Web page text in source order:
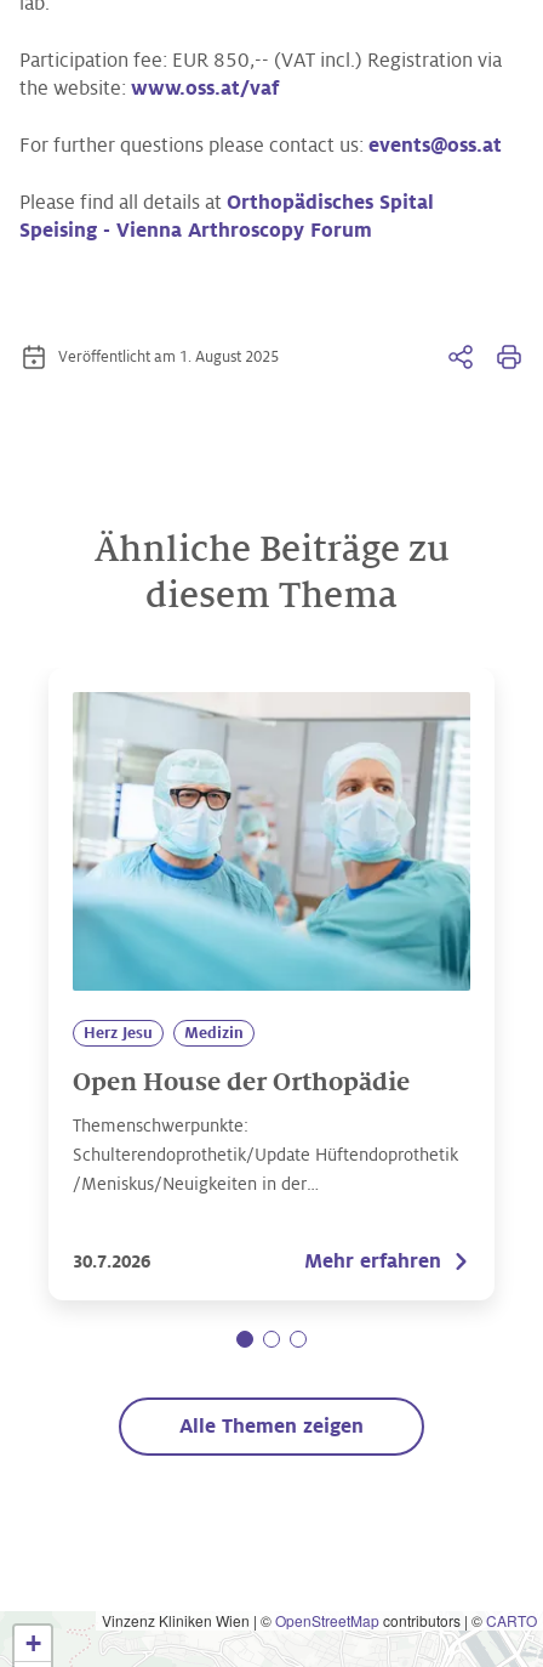
Participation fee: EUR 850,-- (VAT incl.) Registration via
the website: www.oss.at/vaf
For further questions please contact us: events@oss.at
Please find all details at Orthopädisches Spital
Speising - Vienna Arthroscopy Forum
Veröffentlicht am 1. August 2025
Ähnliche Beiträge zu
diesem Thema
Herz Jesu Medizin
Open House der Orthopädie
Themenschwerpunkte:
Schulterendoprothetik/Update Hüftendoprothetik
/Meniskus/Neuigkeiten in der
30.7.2026 Mehr erfahren
Alle Themen zeigen
+
Vinzenz Kliniken Wien | ©OpenStreetMapcontributors | ©CARTO